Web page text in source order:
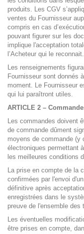
produits. Les CGV
ventes du Fournisseur
compris en cas
pouvant figurer sur les
implique l'acceptation
l’Acheteur qui le reconnait.
Les renseignements
Fournisseur sont donnés
moment. Le Fournisseur
qui lui paraîtront utiles.
ARTICLE 2 –
Les commandes doivent
de commande dûment
moyens de commande (y
électroniques permettant
les meilleures conditions
La prise en compte de la
confirmées par l'envoi
définitive après
enregistrées dans le
preuve de l'ensemble des
Les éventuelles
être prises en compte,